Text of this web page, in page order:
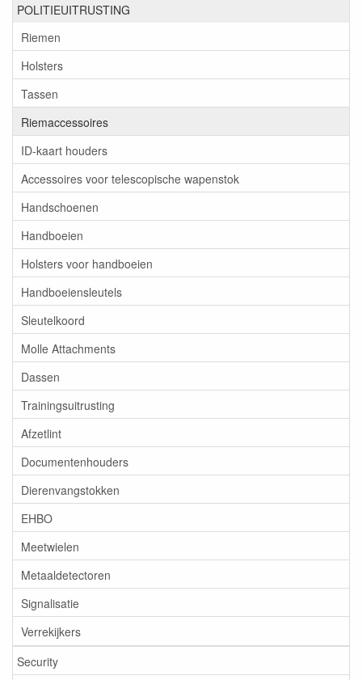
POLITIEUITRUSTING
Riemen
Holsters
Tassen
Riemaccessoires
ID-kaart houders
Accessoires voor telescopische wapenstok
Handschoenen
Handboeien
Holsters voor handboeien
Handboeiensleutels
Sleutelkoord
Molle Attachments
Dassen
Trainingsuitrusting
Afzetlint
Documentenhouders
Dierenvangstokken
EHBO
Meetwielen
Metaaldetectoren
Signalisatie
Verrekijkers
Security